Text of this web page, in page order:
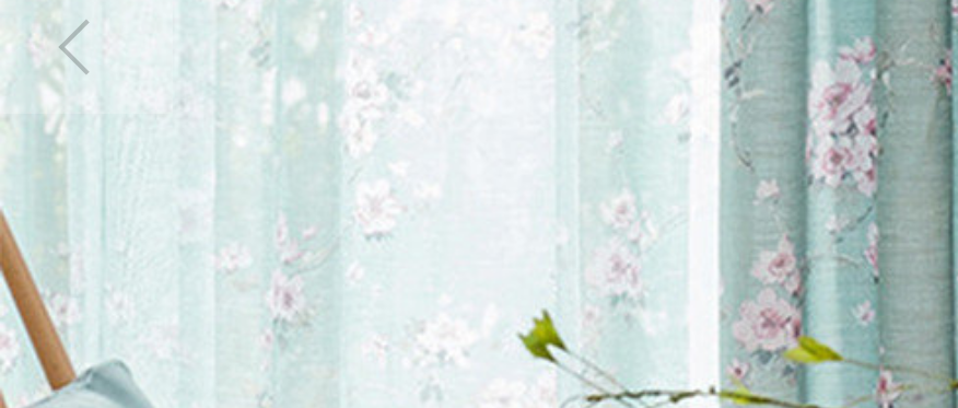
カーテン > 柄 > >
Sabine ドレープカー
カーテン >デザインテイスト> ナチュラル
>デザインテイスト > エレガント
カーテン >カーテンの種類> ドレープカ